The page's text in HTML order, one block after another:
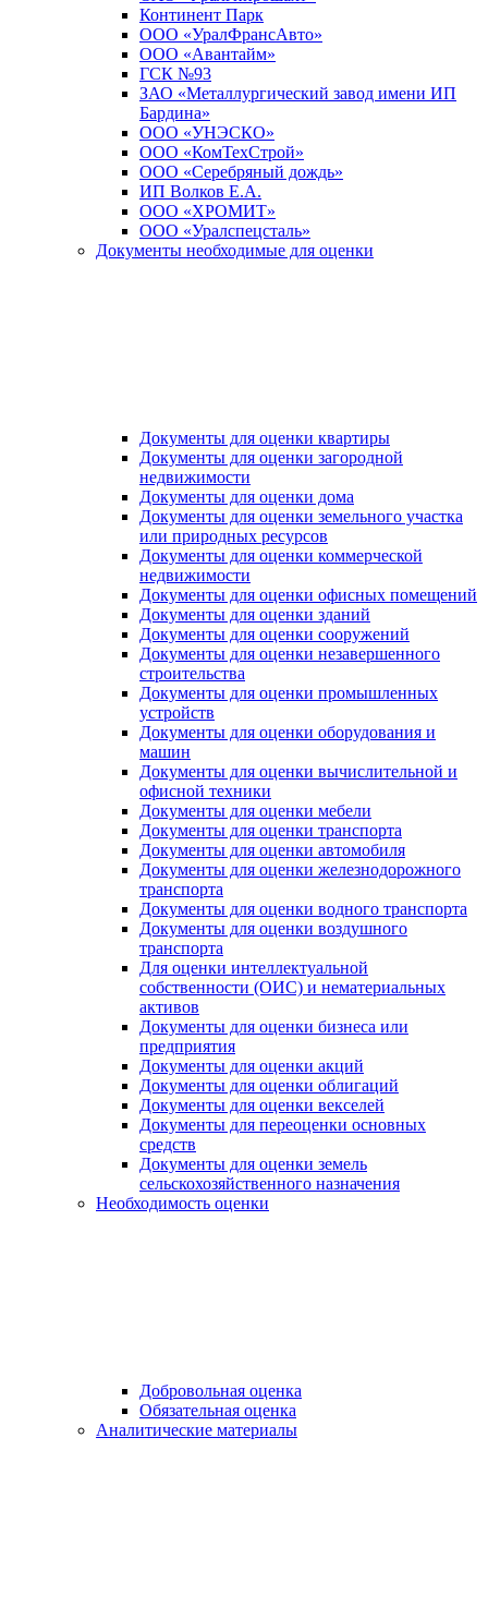
Континент Парк
ООО «УралФрансАвто»
ООО «Авантайм»
ГСК №93
ЗАО «Металлургический завод имени ИП
Бардина»
ООО «УНЭСКО»
ООО «КомТехСтрой»
ООО «Серебряный дождь»
ИП Волков Е.А.
ООО «ХРОМИТ»
ООО «Уралспецсталь»
Документы необходимые для оценки
Документы для оценки квартиры
Документы для оценки загородной
недвижимости
Документы для оценки дома
Документы для оценки земельного участка
или природных ресурсов
Документы для оценки коммерческой
недвижимости
Документы для оценки офисных помещений
Документы для оценки зданий
Документы для оценки сооружений
Документы для оценки незавершенного
строительства
Документы для оценки промышленных
устройств
Документы для оценки оборудования и
машин
Документы для оценки вычислительной и
офисной техники
Документы для оценки мебели
Документы для оценки транспорта
Документы для оценки автомобиля
Документы для оценки железнодорожного
транспорта
Документы для оценки водного транспорта
Документы для оценки воздушного
транспорта
Для оценки интеллектуальной
собственности (ОИС) и нематериальных
активов
Документы для оценки бизнеса или
предприятия
Документы для оценки акций
Документы для оценки облигаций
Документы для оценки векселей
Документы для переоценки основных
средств
Документы для оценки земель
сельскохозяйственного назначения
Необходимость оценки
Добровольная оценка
Обязательная оценка
Аналитические материалы